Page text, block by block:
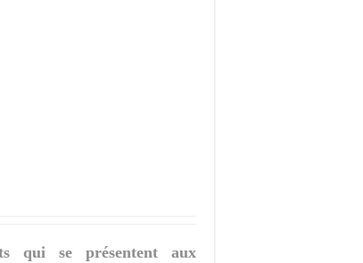
qui se présentent aux